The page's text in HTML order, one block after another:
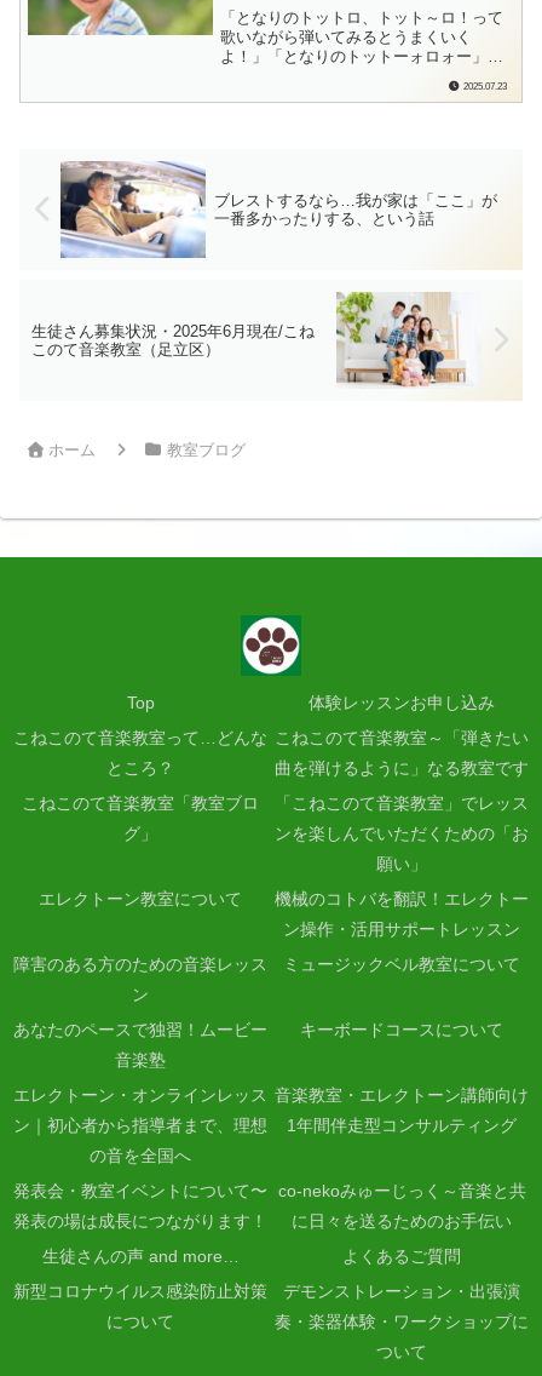
オンラインレッスン）
「となりのトットロ、トット～ロ！って
歌いながら弾いてみるとうまくいく
よ！」「となりのトットーォロォー」
画面越しに2人で大爆笑！Hくんが弾いた
2025.07.23
ブレストするなら…我が家は「ここ」が
一番多かったりする、という話
生徒さん募集状況・2025年6月現在/こね
このて音楽教室（足立区）
ホーム 教室ブログ
Top
体験レッスンお申し込み
こねこのて音楽教室って…どんな
ところ？
こねこのて音楽教室～「弾きたい
曲を弾けるように」なる教室です
こねこのて音楽教室「教室ブロ
グ」
「こねこのて音楽教室」でレッス
ンを楽しんでいただくための「お
願い」
エレクトーン教室について
機械のコトバを翻訳！エレクトー
ン操作・活用サポートレッスン
障害のある方のための音楽レッス
ン
ミュージックベル教室について
あなたのペースで独習！ムービー
音楽塾
キーボードコースについて
エレクトーン・オンラインレッス
ン｜初心者から指導者まで、理想
の音を全国へ
音楽教室・エレクトーン講師向け
1年間伴走型コンサルティング
発表会・教室イベントについて〜
発表の場は成長につながります！
co-nekoみゅーじっく～音楽と共
に日々を送るためのお手伝い
生徒さんの声 and more…
よくあるご質問
新型コロナウイルス感染防止対策
について
デモンストレーション・出張演
奏・楽器体験・ワークショップに
ついて